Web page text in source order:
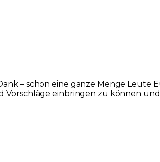
– schon eine ganze Menge Leute
Vorschläge einbringen zu können